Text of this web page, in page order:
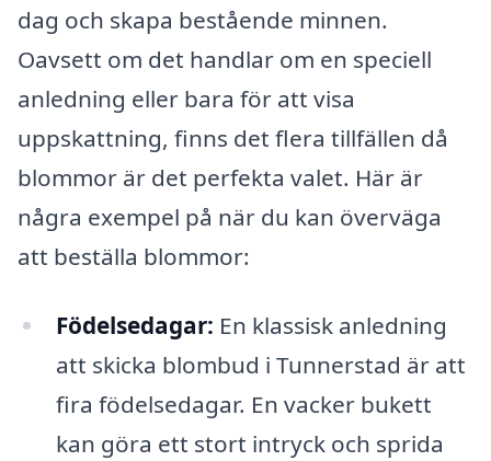
dag och skapa bestående minnen.
Oavsett om det handlar om en speciell
anledning eller bara för att visa
uppskattning, finns det flera tillfällen då
blommor är det perfekta valet. Här är
några exempel på när du kan överväga
att beställa blommor:
Födelsedagar: En klassisk anledning
att skicka blombud i Tunnerstad är att
fira födelsedagar. En vacker bukett
kan göra ett stort intryck och sprida